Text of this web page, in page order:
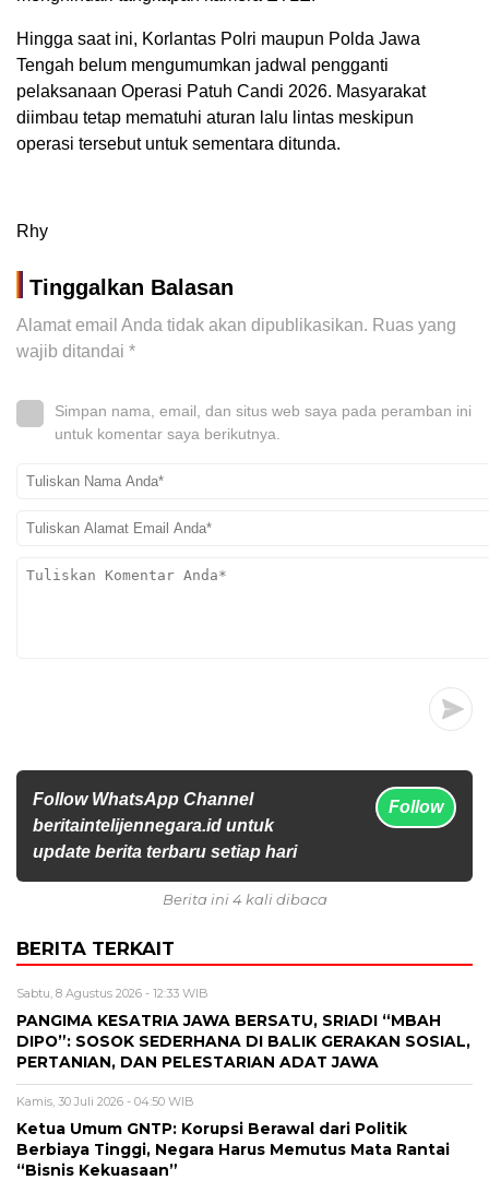
Hingga saat ini, Korlantas Polri maupun Polda Jawa
Tengah belum mengumumkan jadwal pengganti
pelaksanaan Operasi Patuh Candi 2026. Masyarakat
diimbau tetap mematuhi aturan lalu lintas meskipun
operasi tersebut untuk sementara ditunda.
Rhy
Tinggalkan Balasan
Alamat email Anda tidak akan dipublikasikan. Ruas yang
wajib ditandai *
Simpan nama, email, dan situs web saya pada peramban ini
untuk komentar saya berikutnya.
Follow WhatsApp Channel
beritaintelijennegara.id untuk
update berita terbaru setiap hari
Follow
Berita ini 4 kali dibaca
BERITA TERKAIT
Sabtu, 8 Agustus 2026 - 12:33 WIB
PANGIMA KESATRIA JAWA BERSATU, SRIADI “MBAH
DIPO”: SOSOK SEDERHANA DI BALIK GERAKAN SOSIAL,
PERTANIAN, DAN PELESTARIAN ADAT JAWA
Kamis, 30 Juli 2026 - 04:50 WIB
Ketua Umum GNTP: Korupsi Berawal dari Politik
Berbiaya Tinggi, Negara Harus Memutus Mata Rantai
“Bisnis Kekuasaan”